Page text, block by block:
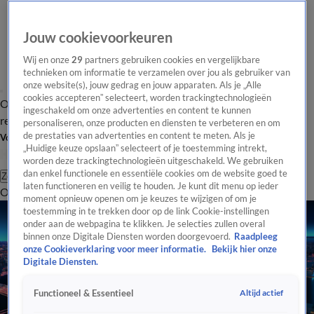
Overzicht Laatste nieuws Regionieuws Het beste van Hart
Tip de
redactie
Volg Hart van Nederland
Zoeken
OverzichtRegioUitzendingenWeerTip de redactiePanelVideo's
Jouw cookievoorkeuren
Wij en onze29 partners gebruiken cookies en vergelijkbare
technieken om informatie te verzamelen over jou als gebruiker van
onze website(s), jouw gedrag en jouw apparaten. Als je „Alle
cookies accepteren” selecteert, worden trackingtechnologieën
ingeschakeld om onze advertenties en content te kunnen
personaliseren, onze producten en diensten te verbeteren en om
de prestaties van advertenties en content te meten. Als je
„Huidige keuze opslaan” selecteert of je toestemming intrekt,
worden deze trackingtechnologieën uitgeschakeld. We gebruiken
dan enkel functionele en essentiële cookies om de website goed te
laten functioneren en veilig te houden. Je kunt dit menu op ieder
moment opnieuw openen om je keuzes te wijzigen of om je
toestemming in te trekken door op de link Cookie-instellingen
onder aan de webpagina te klikken. Je selecties zullen overal
binnen onze Digitale Diensten worden doorgevoerd. Raadpleeg
onze Cookieverklaring voor meer informatie.
Bekijk hier onze
Digitale Diensten.
Functioneel & Essentieel Altijd actief